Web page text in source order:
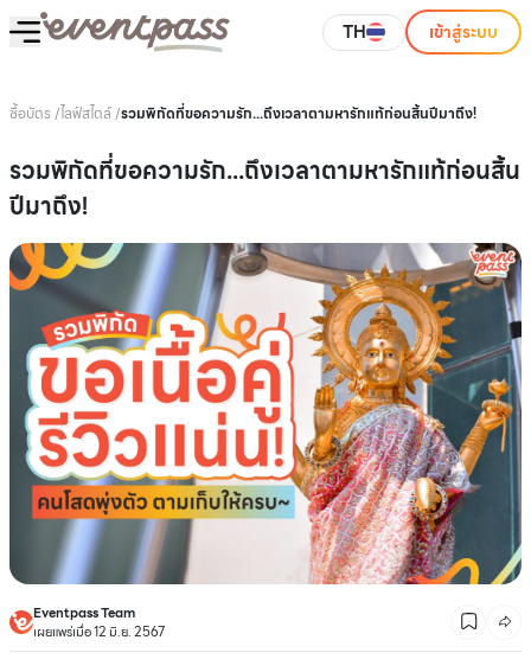
TH เข้าสู่ระบบ
ซื้อบัตร /ไลฟ์สไตล์/รวมพิกัดที่ขอความรัก...ถึงเวลาตามหารักแท้ก่อนสิ้นปีมาถึง!
รวมพิกัดที่ขอความรัก...ถึงเวลาตามหารักแท้ก่อนสิ้น
ปีมาถึง!
Eventpass Team
เผยแพร่เมื่อ 12 มิ.ย. 2567